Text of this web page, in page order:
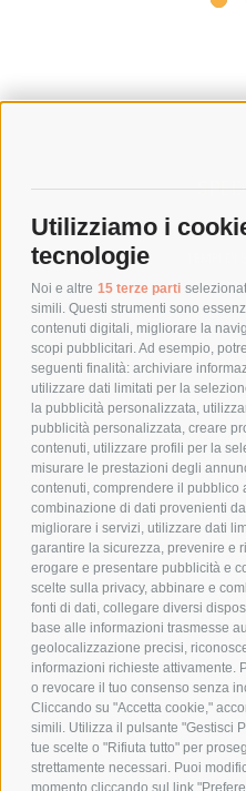
Utilizziamo i
tecnologie
Noi e altre 15 terze parti
simili. Questi strumenti sono
contenuti digitali, migliorare la
scopi pubblicitari. Ad esempio,
seguenti finalità: archiviare
utilizzare dati limitati per la
la pubblicità personalizzata,
pubblicità personalizzata, creare
contenuti, utilizzare profili per la
misurare le prestazioni degli
contenuti, comprendere il pubblico
combinazione di dati provenienti
migliorare i servizi, utilizzare dati
garantire la sicurezza, prevenire e
erogare e presentare pubblicità e
scelte sulla privacy, abbinare e
fonti di dati, collegare diversi
base alle informazioni trasmesse
geolocalizzazione precisi,
informazioni richieste attivamente.
o revocare il tuo consenso senza
Cliccando su "Accetta cookie,"
simili. Utilizza il pulsante "Gestisci
tue scelte o "Rifiuta tutto" per
strettamente necessari. Puoi
COSTI DI
CHI
MARCHI